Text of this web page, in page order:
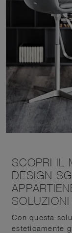
SCOPRI IL
DESIGN
Con questa
esteticamente